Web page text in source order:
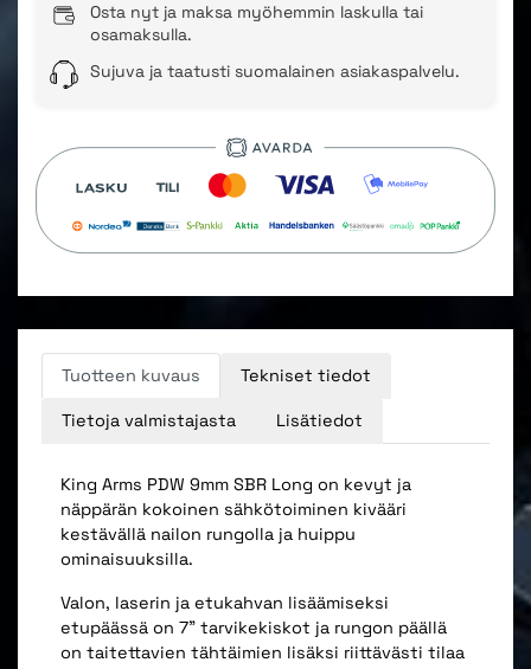
Osta nyt ja maksa myöhemmin laskulla tai
osamaksulla.
Sujuva ja taatusti suomalainen asiakaspalvelu.
Tuotteen kuvaus Tekniset tiedot
Tietoja valmistajasta Lisätiedot
King Arms PDW 9mm SBR Long on kevyt ja
näppärän kokoinen sähkötoiminen kivääri
kestävällä nailon rungolla ja huippu
ominaisuuksilla.
Valon, laserin ja etukahvan lisäämiseksi
etupäässä on 7" tarvikekiskot ja rungon päällä
on taitettavien tähtäimien lisäksi riittävästi tilaa